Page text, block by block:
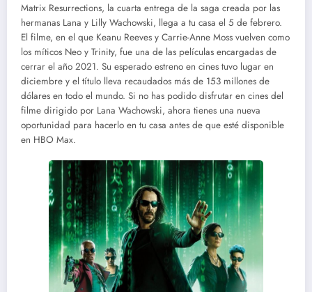
Matrix Resurrections, la cuarta entrega de la saga creada por las
hermanas Lana y Lilly Wachowski, llega a tu casa el 5 de febrero.
El filme, en el que Keanu Reeves y Carrie-Anne Moss vuelven como
los míticos Neo y Trinity, fue una de las películas encargadas de
cerrar el año 2021. Su esperado estreno en cines tuvo lugar en
diciembre y el título lleva recaudados más de 153 millones de
dólares en todo el mundo. Si no has podido disfrutar en cines del
filme dirigido por Lana Wachowski, ahora tienes una nueva
oportunidad para hacerlo en tu casa antes de que esté disponible
en HBO Max.